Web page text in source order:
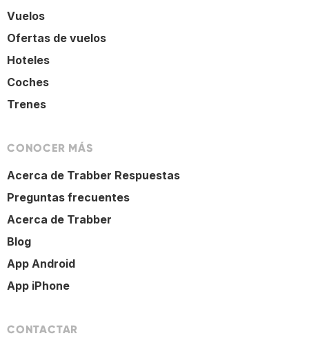
Vuelos
Ofertas de vuelos
Hoteles
Coches
Trenes
CONOCER MÁS
Acerca de Trabber Respuestas
Preguntas frecuentes
Acerca de Trabber
Blog
App Android
App iPhone
CONTACTAR